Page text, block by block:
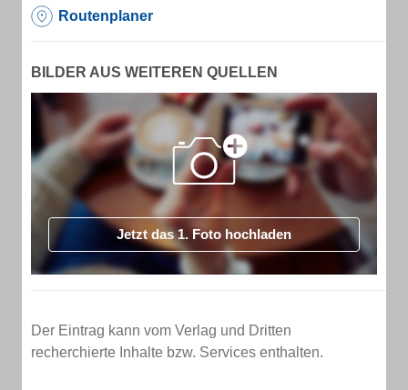
Routenplaner
BILDER AUS WEITEREN QUELLEN
Jetzt das 1. Foto hochladen
Der Eintrag kann vom Verlag und Dritten
recherchierte Inhalte bzw. Services enthalten.